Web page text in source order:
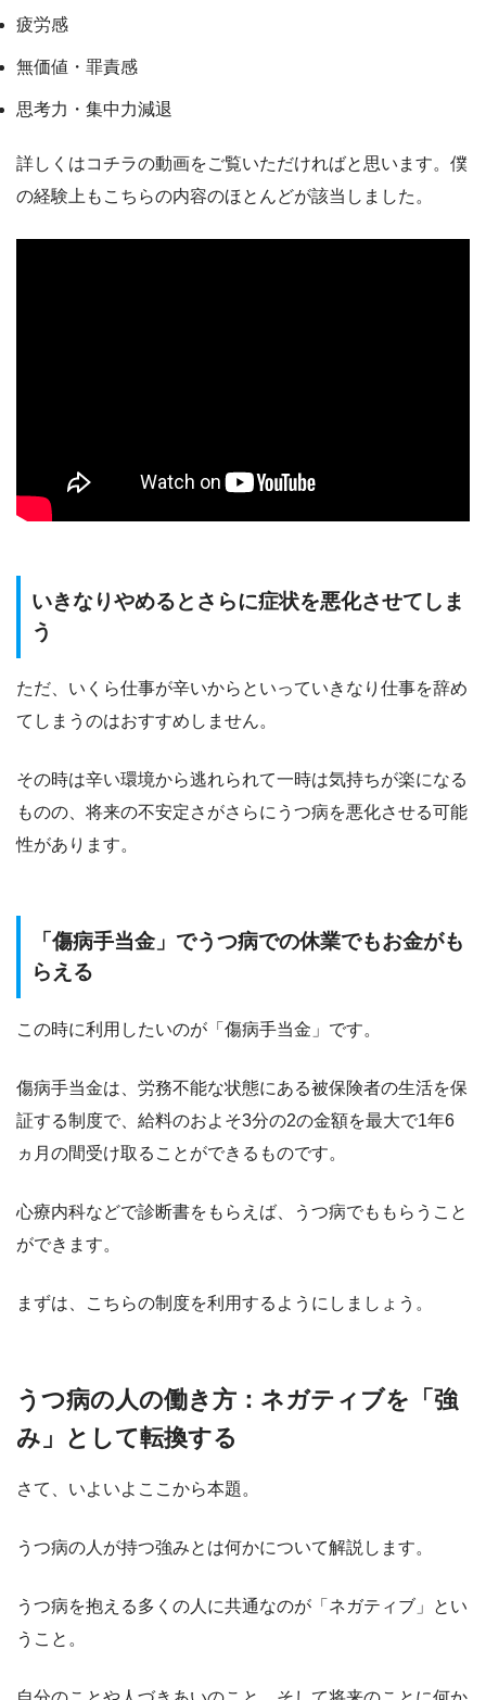
疲労感
無価値・罪責感
思考力・集中力減退
詳しくはコチラの動画をご覧いただければと思います。僕
の経験上もこちらの内容のほとんどが該当しました。
いきなりやめるとさらに症状を悪化させてしま
う
ただ、いくら仕事が辛いからといっていきなり仕事を辞め
てしまうのはおすすめしません。
その時は辛い環境から逃れられて一時は気持ちが楽になる
ものの、将来の不安定さがさらにうつ病を悪化させる可能
性があります。
「傷病手当金」でうつ病での休業でもお金がも
らえる
この時に利用したいのが「傷病手当金」です。
傷病手当金は、労務不能な状態にある被保険者の生活を保
証する制度で、 給料のおよそ3分の2の金額を最大で1年6
ヵ月の間受け取ることができる ものです。
心療内科などで診断書をもらえば、うつ病でももらうこと
ができます。
まずは、こちらの制度を利用するようにしましょう。
うつ病の人の働き方：ネガティブを「強
み」として転換する
さて、いよいよここから本題。
うつ病の人が持つ強みとは何かについて解説します。
うつ病を抱える多くの人に共通なのが「ネガティブ」とい
うこと。